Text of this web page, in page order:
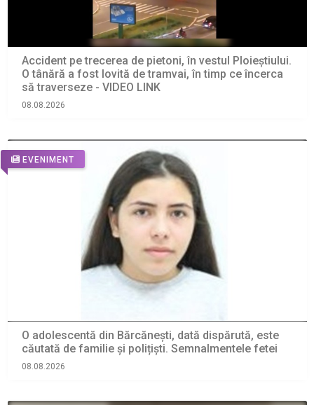
Accident pe trecerea de pietoni, în vestul Ploieștiului.
O tânără a fost lovită de tramvai, în timp ce încerca
să traverseze - VIDEO LINK
08.08.2026
EVENIMENT
O adolescentă din Bărcănești, dată dispărută, este
căutată de familie și polițiști. Semnalmentele fetei
08.08.2026